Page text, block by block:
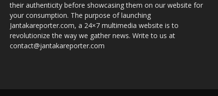
their authenticity before showcasing them on our website for
your consumption. The purpose of launching
Jantakareporter.com, a 24×7 multimedia website is to
revolutionize the way we gather news. Write to us at
contact@jantakareporter.com